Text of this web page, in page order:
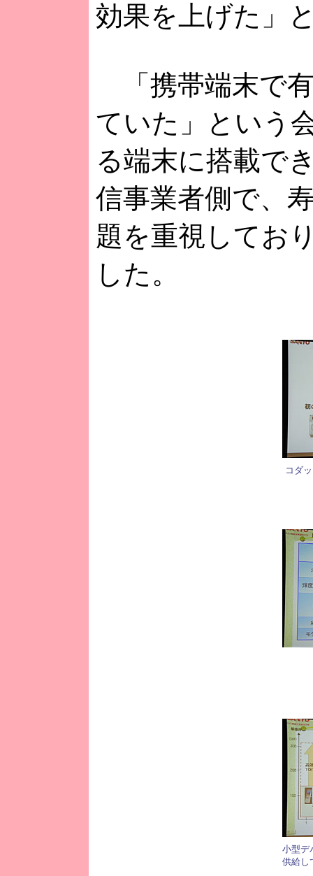
効果を上げた」
「携帯端末で
ていた」という
る端末に搭載で
信事業者側で、
題を重視してお
した。
コダ
小型デ
供給し